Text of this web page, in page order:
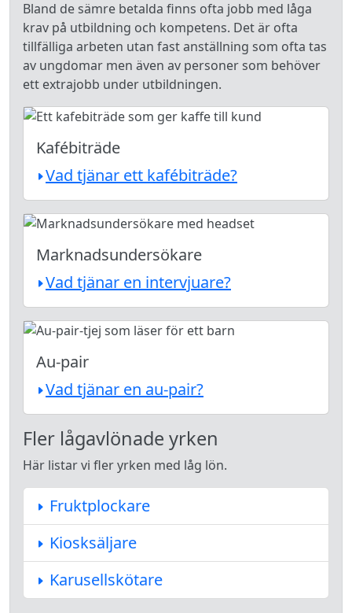
Bland de sämre betalda finns ofta jobb med låga
krav på utbildning och kompetens. Det är ofta
tillfälliga arbeten utan fast anställning som ofta tas
av ungdomar men även av personer som behöver
ett extrajobb under utbildningen.
Kafébiträde
Vad tjänar ett kafébiträde?
Marknadsundersökare
Vad tjänar en intervjuare?
Au-pair
Vad tjänar en au-pair?
Fler lågavlönade yrken
Här listar vi fler yrken med låg lön.
Fruktplockare
Kiosksäljare
Karusellskötare